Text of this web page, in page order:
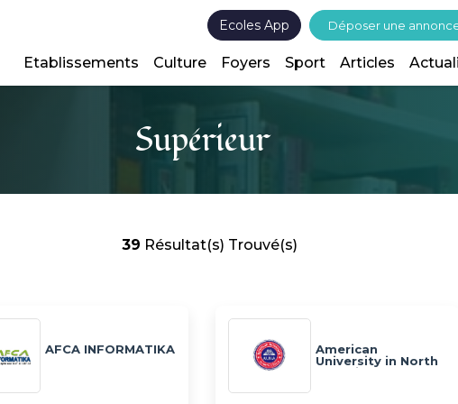
Ecoles App Déposer une
Etablissements Culture Foyers Sport Articles
Supérieur
39 Résultat(s) Trouvé(s)
AFCA INFORMATIKA
American
University in North
of Africa AUNA